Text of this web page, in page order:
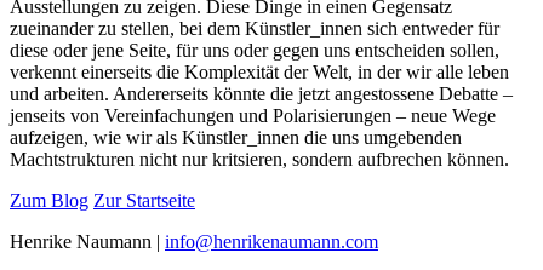
Ausstellungen zu zeigen. Diese Dinge in einen Gegensatz
zueinander zu stellen, bei dem Künstler_innen sich entweder für
diese oder jene Seite, für uns oder gegen uns entscheiden sollen,
verkennt einerseits die Komplexität der Welt, in der wir alle leben
und arbeiten. Andererseits könnte die jetzt angestossene Debatte –
jenseits von Vereinfachungen und Polarisierungen – neue Wege
aufzeigen, wie wir als Künstler_innen die uns umgebenden
Machtstrukturen nicht nur kritsieren, sondern aufbrechen können.
Zum Blog Zur Startseite
Henrike Naumann | info@henrikenaumann.com